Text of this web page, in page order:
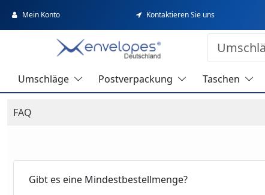
Mein Konto Kontaktieren Sie uns
Umschläge Postverpackung Taschen
FAQ
Gibt es eine Mindestbestellmenge?